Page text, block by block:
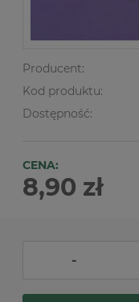
Producent:
Kod produktu:
Dostępność:
CENA:
8,90 zł
-